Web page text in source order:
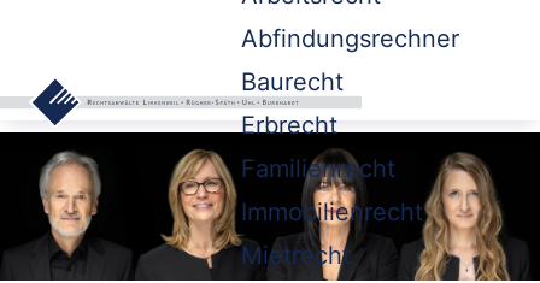
Abfindungsrechner
Baurecht
Erbrecht
Familienrecht
Immobilienrecht
Mietrecht